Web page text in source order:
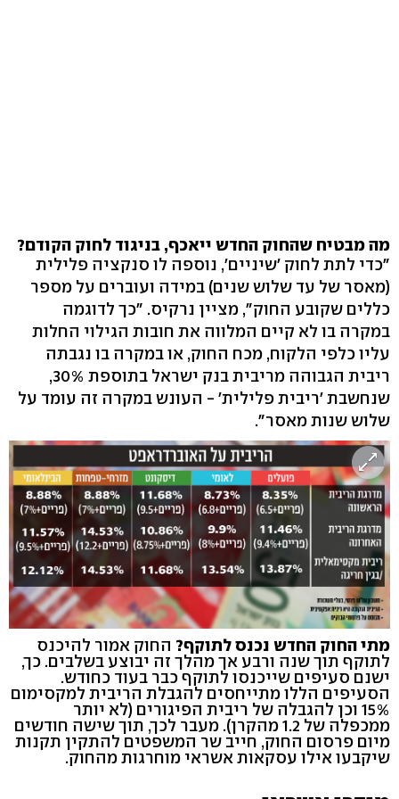
מה מבטיח שהחוק החדש ייאכף, בניגוד לחוק הקודם?
"כדי לתת לחוק 'שיניים', נוספה לו סנקציה פלילית
(מאסר של עד שלוש שנים) במידה ועוברים על מספר
כללים שקובע החוק", מציין נרקיס. "כך לדוגמה
במקרה בו לא קיים המלווה את חובות הגילוי החלות
עליו כלפי הלקוח, מכח החוק, או במקרה בו נגבתה
ריבית הגבוהה מריבית בנק ישראל בתוספת 30%,
שנחשבת 'ריבית פלילית' - העונש במקרה זה עומד על
שלוש שנות מאסר".
מתי החוק החדש נכנס לתוקף? החוק אמור להיכנס
לתוקף תוך שנה ורבע אך מהלך זה יבוצע בשלבים. כך,
ישנם סעיפים שייכנסו לתוקף כבר בעוד כחודש.
הסעיפים הללו מתייחסים להגבלת הריבית למקסימום
15% וכן להגבלה של ריבית הפיגורים (לא יותר
ממכפלה של 1.2 מהקרן). מעבר לכך, תוך שישה חודשים
מיום פרסום החוק, חייב שר המשפטים להתקין תקנות
שיקבעו אילו עסקאות אשראי מוחרגות מהחוק.